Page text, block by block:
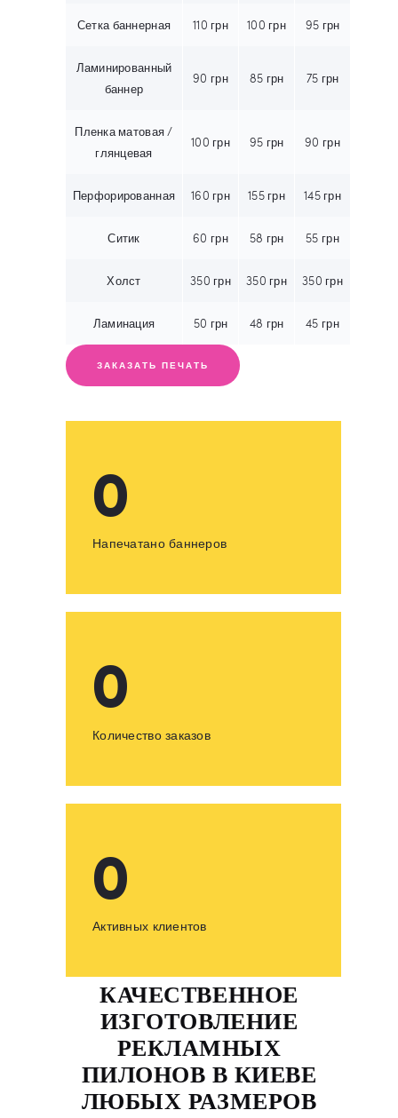
Сетка баннерная 110 грн 100 грн 95 грн
Ламинированный
баннер
90 грн 85 грн 75 грн
Пленка матовая /
глянцевая
100 грн 95 грн 90 грн
Перфорированная 160 грн 155 грн 145 грн
Ситик 60 грн 58 грн 55 грн
Холст 350 грн 350 грн 350 грн
Ламинация 50 грн 48 грн 45 грн
ЗАКАЗАТЬ ПЕЧАТЬ
0
Напечатано баннеров
0
Количество заказов
0
Активных клиентов
КАЧЕСТВЕННОЕ
ИЗГОТОВЛЕНИЕ
РЕКЛАМНЫХ
ПИЛОНОВ В КИЕВЕ
ЛЮБЫХ РАЗМЕРОВ